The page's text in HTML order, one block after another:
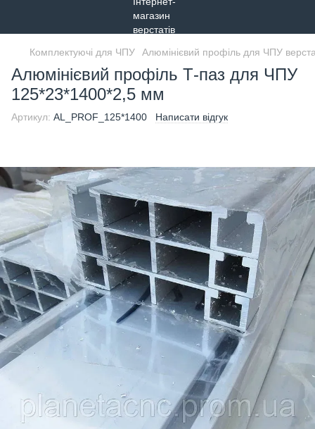
Комплектуючі для ЧПУ Алюмінієвий профіль для ЧПУ
Алюмінієвий профіль Т-паз для ЧПУ
125*23*1400*2,5 мм
Артикул: AL_PROF_125*1400 Написати відгук